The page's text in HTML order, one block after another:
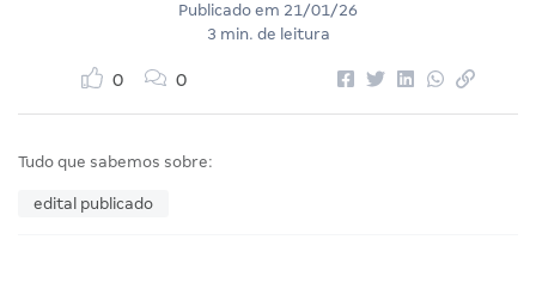
Publicado em 21/01/26
3 min. de leitura
0 0
Tudo que sabemos sobre:
edital publicado